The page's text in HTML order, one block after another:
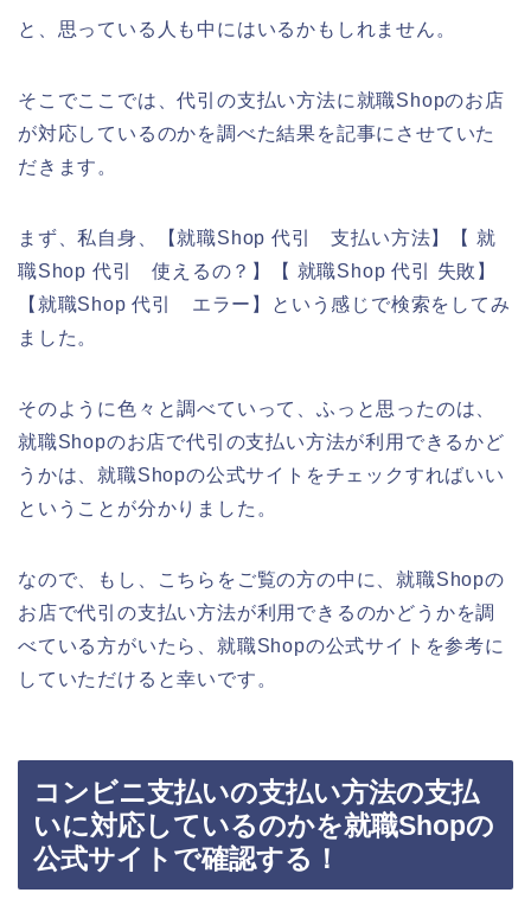
と、思っている人も中にはいるかもしれません。
そこでここでは、代引の支払い方法に就職Shopのお店
が対応しているのかを調べた結果を記事にさせていた
だきます。
まず、私自身、【就職Shop 代引 支払い方法】【 就
職Shop 代引 使えるの？】【 就職Shop 代引 失敗】
【就職Shop 代引 エラー】という感じで検索をしてみ
ました。
そのように色々と調べていって、ふっと思ったのは、
就職Shopのお店で代引の支払い方法が利用できるかど
うかは、就職Shopの公式サイトをチェックすればいい
ということが分かりました。
なので、もし、こちらをご覧の方の中に、就職Shopの
お店で代引の支払い方法が利用できるのかどうかを調
べている方がいたら、就職Shopの公式サイトを参考に
していただけると幸いです。
コンビニ支払いの支払い方法の支払
いに対応しているのかを就職Shopの
公式サイトで確認する！